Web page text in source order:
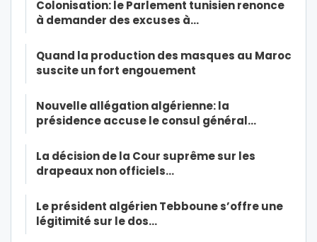
Colonisation: le Parlement tunisien renonce
à demander des excuses à…
Quand la production des masques au Maroc
suscite un fort engouement
Nouvelle allégation algérienne: la
présidence accuse le consul général…
La décision de la Cour suprême sur les
drapeaux non officiels…
Le président algérien Tebboune s’offre une
légitimité sur le dos…